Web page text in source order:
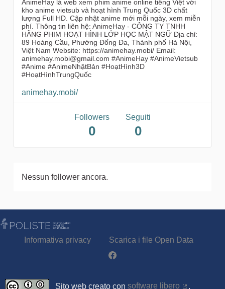
AnimeHay là web xem phim anime online tiếng Việt với
kho anime vietsub và hoạt hình Trung Quốc 3D chất
lượng Full HD. Cập nhật anime mới mỗi ngày, xem miễn
phí. Thông tin liên hệ: AnimeHay - CÔNG TY TNHH
HÃNG PHIM HOẠT HÌNH LỚP HỌC MẬT NGỮ Địa chỉ:
89 Hoàng Cầu, Phường Đống Đa, Thành phố Hà Nội,
Việt Nam Website: https://animehay.mobi/ Email:
animehay.mobi@gmail.com #AnimeHay #AnimeVietsub
#Anime #AnimeNhậtBản #HoạtHình3D
#HoạtHìnhTrungQuốc
animehay.mobi/
Followers
0
Seguiti
0
Nessun follower ancora.
Informativa privacy
Scarica i file Open Data
Partecipa - Poliste su Facebook
Sito web creato con software libero .